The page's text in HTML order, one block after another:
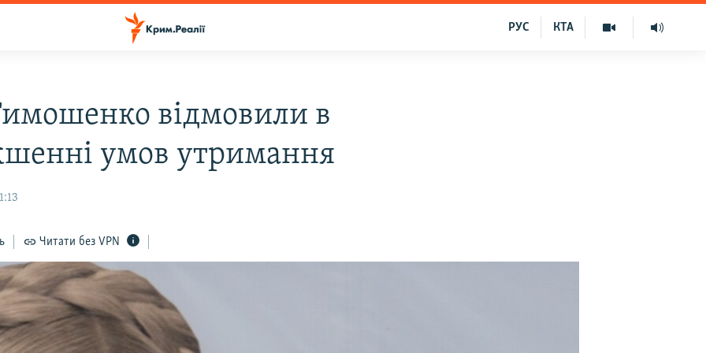
КТА
РУС
відмовили в
умов утримання
Читати без VPN